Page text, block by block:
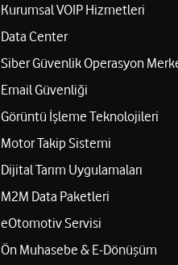
Kurumsal VOIP Hizmetleri
Data Center
Siber Güvenlik Operasyon
Email Güvenliği
Görüntü İşleme Teknolojileri
Motor Takip Sistemi
Dijital Tarım Uygulamaları
M2M Data Paketleri
eOtomotiv Servisi
Ön Muhasebe & E-Dönüşüm